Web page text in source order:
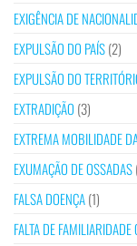
EXIGÊNCIA DE
EXPULSÃO DO PAÍS(2)
EXPULSÃO DO
EXTRADIÇÃO (3)
EXTREMA MOBILIDADE
EXUMAÇÃO DE OSSADAS
FALSA DOENÇA(1)
FALTA DE